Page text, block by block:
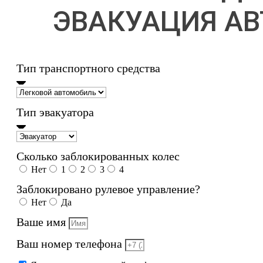
ЭВАКУАЦИЯ
Тип транспортного средства
Тип эвакуатора
Сколько заблокированных колес
Нет 1 2 3 4
Заблокировано рулевое управление?
Нет Да
Ваше имя
Ваш номер телефона